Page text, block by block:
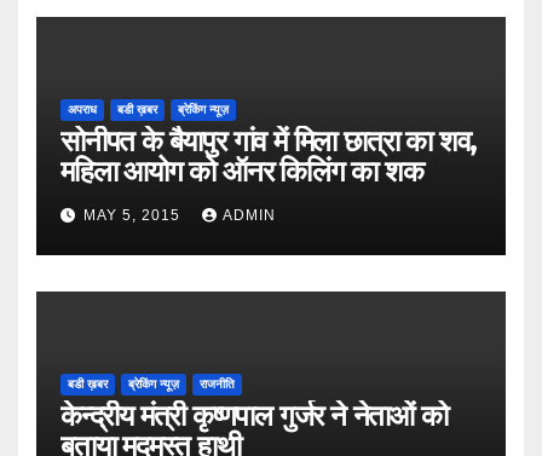
अपराध बडी ख़बर ब्रेकिंग न्यूज़
सोनीपत के बैयापुर गांव में मिला छात्रा का शव,
महिला आयोग को ऑनर किलिंग का शक
MAY 5, 2015 ADMIN
बडी ख़बर ब्रेकिंग न्यूज़ राजनीति
केन्द्रीय मंत्री कृष्णपाल गुर्जर ने नेताओं को
बताया मदमस्त हाथी